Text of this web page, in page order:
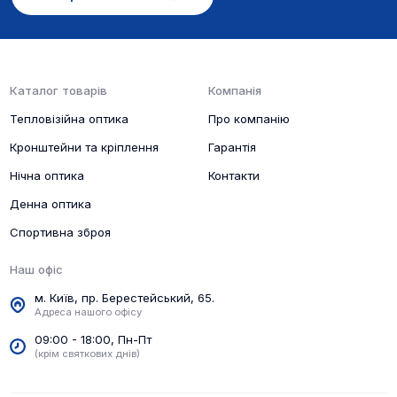
обстановку, стрілець точніше ідентифікує ціль і
вертикалі допоможуть контролювати положення
дистанціях. Дані відображаються по краях екрану
в полі зору.
функціонал пристрою в порівнянні з попередньою
пострілів, робіть фото здобутих трофеїв. Скачуйте
мобільний додаток і віддалено керуйте
Каталог товарів
Тепловізійна оптика
Кронштейни та кріплення
Нічна оптика
Денна оптика
Спортивна зброя
Компанія
Про компанію
Гарантія
Контакти
Наш офіс
м. Київ, пр. Берестейський, 65.
Адреса нашого офісу
09:00 - 18:00, Пн-Пт
(крім святкових днів)